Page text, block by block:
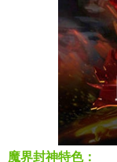
魔界封神特色：